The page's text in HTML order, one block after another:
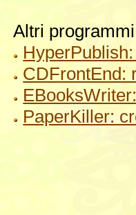
Altri
CDFrontEnd:
PaperKiller: